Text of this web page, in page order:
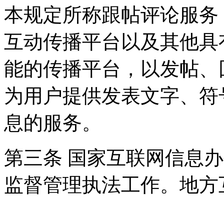
本规定所称跟帖评论服
互动传播平台以及其他
能的传播平台，以发帖
为用户提供发表文字、
息的服务。
第三条 国家互联网信息
监督管理执法工作。地